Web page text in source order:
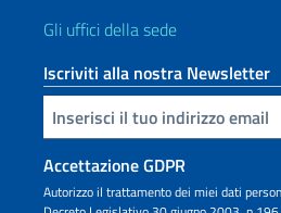
Gli uffici della sede
Iscriviti alla nostra Newsletter
Inserisci la tua email
Accettazione GDPR
Autorizzo il trattamento dei miei dati